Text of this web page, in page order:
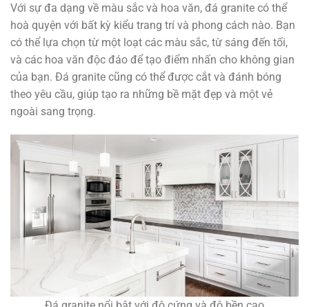
Với sự đa dạng về màu sắc và hoa văn, đá granite có thể
hoà quyện với bất kỳ kiểu trang trí và phong cách nào. Bạn
có thể lựa chọn từ một loạt các màu sắc, từ sáng đến tối,
và các hoa văn độc đáo để tạo điểm nhấn cho không gian
của bạn. Đá granite cũng có thể được cắt và đánh bóng
theo yêu cầu, giúp tạo ra những bề mặt đẹp và một vẻ
ngoài sang trọng.